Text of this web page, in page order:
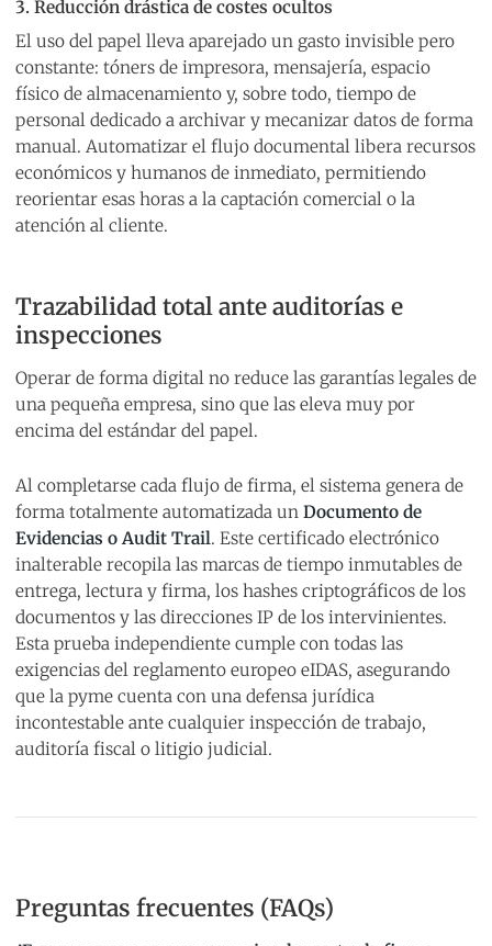
3. Reducción drástica de costes ocultos
El uso del papel lleva aparejado un gasto invisible pero
constante: tóners de impresora, mensajería, espacio
físico de almacenamiento y, sobre todo, tiempo de
personal dedicado a archivar y mecanizar datos de forma
manual. Automatizar el flujo documental libera recursos
económicos y humanos de inmediato, permitiendo
reorientar esas horas a la captación comercial o la
atención al cliente.
Trazabilidad total ante auditorías e
inspecciones
Operar de forma digital no reduce las garantías legales de
una pequeña empresa, sino que las eleva muy por
encima del estándar del papel.
Al completarse cada flujo de firma, el sistema genera de
forma totalmente automatizada un Documento de
Evidencias o Audit Trail. Este certificado electrónico
inalterable recopila las marcas de tiempo inmutables de
entrega, lectura y firma, los hashes criptográficos de los
documentos y las direcciones IP de los intervinientes.
Esta prueba independiente cumple con todas las
exigencias del reglamento europeo eIDAS, asegurando
que la pyme cuenta con una defensa jurídica
incontestable ante cualquier inspección de trabajo,
auditoría fiscal o litigio judicial.
Preguntas frecuentes (FAQs)